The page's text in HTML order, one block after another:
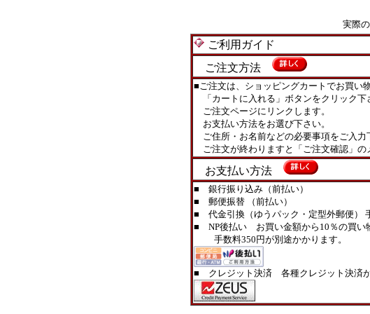
実際
ご利用ガイド
ご注文方法
■ご注文は、ショッピングカートでお買い
「カートに入れる」ボタンをクリック下
ご注文ページにリンクします。
お支払い方法をお選び下さい。
ご住所・お名前などの必要事項をご入力
ご注文が終わりますと「ご注文確認」の
お支払い方法
■ 銀行振り込み（前払い）
■ 郵便振替 （前払い）
■ 代金引換（ゆうパック・定型外郵便）
■ NP後払い お買い金額から10％の買い
手数料350円が別途かかります。
■ クレジット決済 各種クレジット決済が